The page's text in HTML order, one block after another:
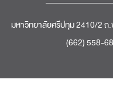
มหาวิทยาลัยศรีปทุม 2410/2 ถ
(662) 558-